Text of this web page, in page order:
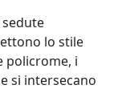
lo stile
policrome, i
si intersecano